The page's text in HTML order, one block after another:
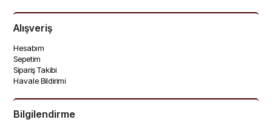
Alışveriş
Hesabım
Sepetim
Sipariş Takibi
Havale Bildirimi
Bilgilendirme